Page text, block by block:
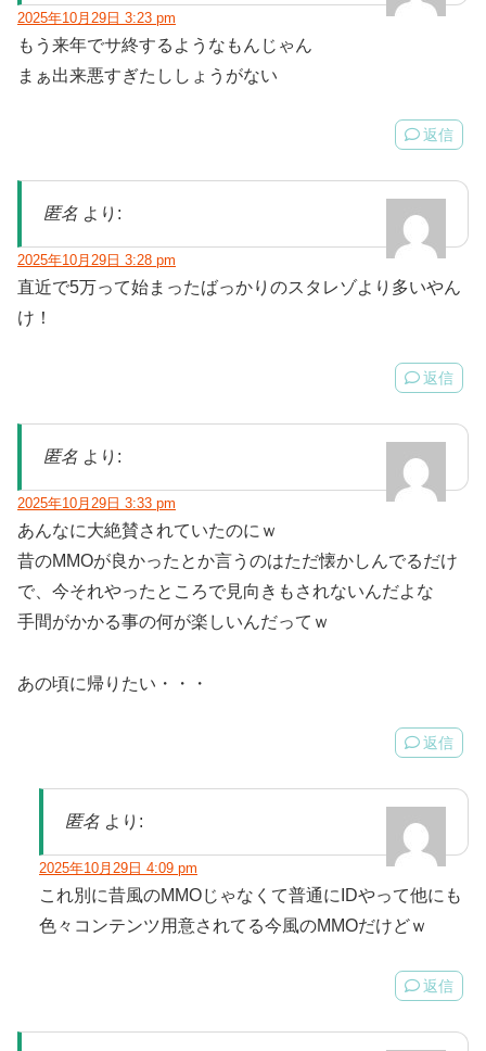
2025年10月29日 3:23 pm
もう来年でサ終するようなもんじゃん
まぁ出来悪すぎたししょうがない
返信
匿名 より:
2025年10月29日 3:28 pm
直近で5万って始まったばっかりのスタレゾより多いやん
け！
返信
匿名 より:
2025年10月29日 3:33 pm
あんなに大絶賛されていたのにｗ
昔のMMOが良かったとか言うのはただ懐かしんでるだけ
で、今それやったところで見向きもされないんだよな
手間がかかる事の何が楽しいんだってｗ
あの頃に帰りたい・・・
返信
匿名 より:
2025年10月29日 4:09 pm
これ別に昔風のMMOじゃなくて普通にIDやって他にも
色々コンテンツ用意されてる今風のMMOだけどｗ
返信